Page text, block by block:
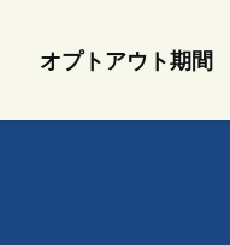
オプトアウト期間